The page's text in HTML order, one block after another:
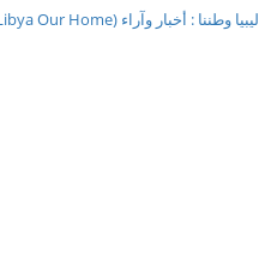
ليبيا وطننا : أخبار وآراء (Libya Our Home) (EN)